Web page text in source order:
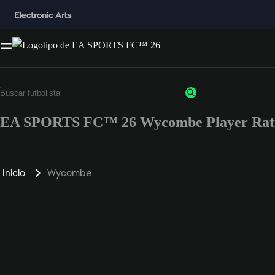
EA SPORTS FC™ 26 Wycombe Player
Inicio Wycombe